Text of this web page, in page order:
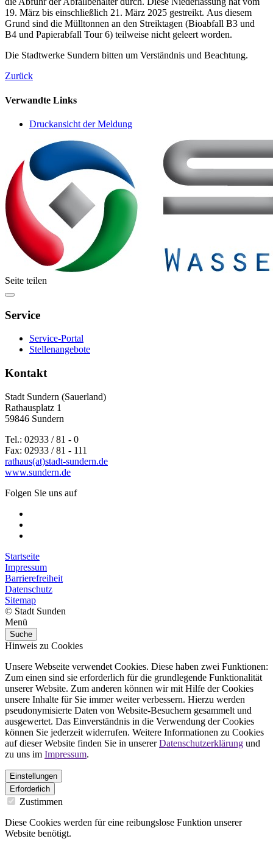
19. März bis einschließlich 21. März 2025 gestreikt. Aus diesem
Grund sind die Mülltonnen an den Streiktagen (Bioabfall B3 und
B4 und Papierabfall Tour 6) teilweise nicht geleert worden.
Die Stadtwerke Sundern bitten um Verständnis und Beachtung.
Zurück
Verwandte Links
Druckansicht der Meldung
Seite teilen
Service
Service-Portal
Stellenangebote
Kontakt
Stadt Sundern (Sauerland)
Rathausplatz 1
59846 Sundern
Tel.: 02933 / 81 - 0
Fax: 02933 / 81 - 111
rathaus(at)stadt-sundern.de
www.sundern.de
Folgen Sie uns auf
Startseite
Impressum
Barrierefreiheit
Datenschutz
Sitemap
© Stadt Sunden
Menü
Suche
Hinweis zu Cookies
Unsere Webseite verwendet Cookies. Diese haben zwei Funktionen:
Zum einen sind sie erforderlich für die grundlegende Funktionalität
unserer Website. Zum anderen können wir mit Hilfe der Cookies
unsere Inhalte für Sie immer weiter verbessern. Hierzu werden
pseudonymisierte Daten von Website-Besuchern gesammelt und
ausgewertet. Das Einverständnis in die Verwendung der Cookies
können Sie jederzeit widerrufen. Weitere Informationen zu Cookies
auf dieser Website finden Sie in unsererDatenschutzerklärung und
zu uns im Impressum.
Einstellungen
Erforderlich
Zustimmen
Diese Cookies werden für eine reibungslose Funktion unserer
Website benötigt.